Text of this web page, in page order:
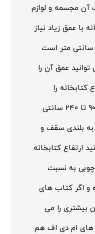
آن مجسمه و لوازم
با عمق زیاد نیاز
ندارد. عمق کتابخانه حداکثر 30 سانتی متر است
عمق آن را
کتابخانه را
انتخاب کنید کتابخانه ها بین 90 تا 240 سانتی
به بلندی سقف و
ارتفاع کتابخانه
چوبی به نسبت
و اگر کتاب های
بیشتری را می
های ام دی اف هم